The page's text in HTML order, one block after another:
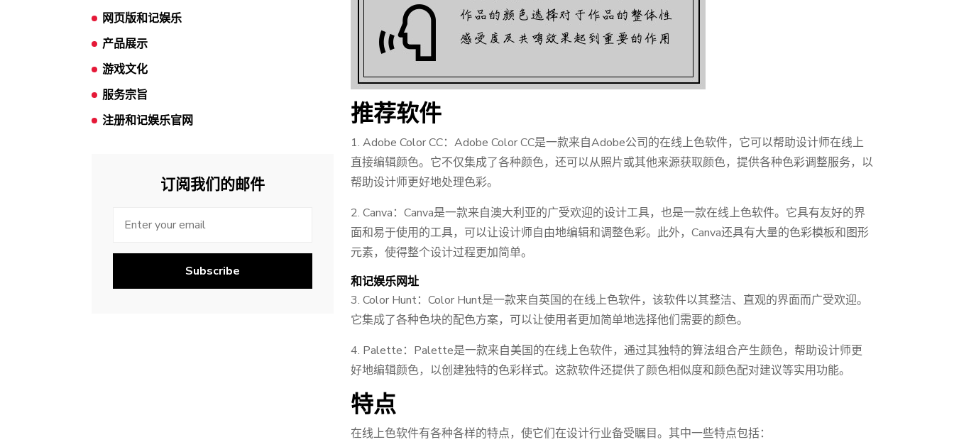
网页版和记娱乐
产品展示
游戏文化
服务宗旨
注册和记娱乐官网
订阅我们的邮件
Subscribe
推荐软件
1. Adobe Color CC：Adobe Color CC是一款来自Adobe公司的在线上色软件，它可以帮助设计师在线上
直接编辑颜色。它不仅集成了各种颜色，还可以从照片或其他来源获取颜色，提供各种色彩调整服务，以
帮助设计师更好地处理色彩。
2. Canva：Canva是一款来自澳大利亚的广受欢迎的设计工具，也是一款在线上色软件。它具有友好的界
面和易于使用的工具，可以让设计师自由地编辑和调整色彩。此外，Canva还具有大量的色彩模板和图形
元素，使得整个设计过程更加简单。
和记娱乐网址
3. Color Hunt：Color Hunt是一款来自英国的在线上色软件，该软件以其整洁、直观的界面而广受欢迎。
它集成了各种色块的配色方案，可以让使用者更加简单地选择他们需要的颜色。
4. Palette：Palette是一款来自美国的在线上色软件，通过其独特的算法组合产生颜色，帮助设计师更
好地编辑颜色，以创建独特的色彩样式。这款软件还提供了颜色相似度和颜色配对建议等实用功能。
特点
在线上色软件有各种各样的特点，使它们在设计行业备受瞩目。其中一些特点包括：